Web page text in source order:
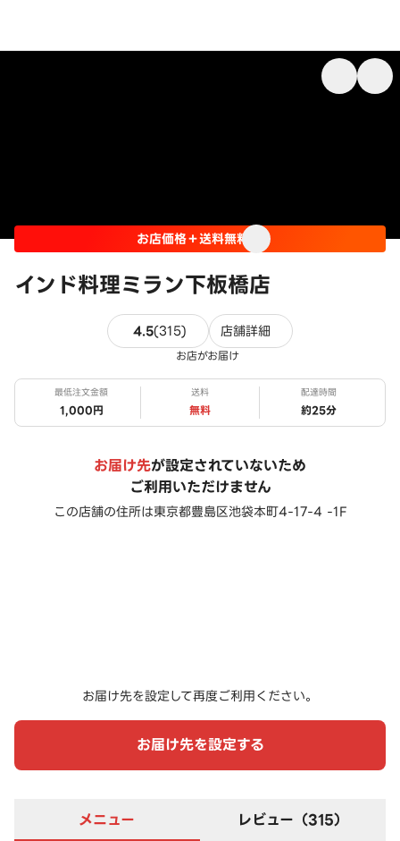
インド料理ミラン下板橋店
お店価格＋送料無料
4.5(315) 315件のレビュー
店舗詳細
お店がお届け
最低注文金額
1,000円
送料
無料
配達時間
約25分
お届け先が設定されていないため
ご利用いただけません
この店舗の住所は東京都豊島区池袋本町4-17-4 -1F
お届け先を設定して再度ご利用ください。
お届け先を設定する
メニュー レビュー（315）